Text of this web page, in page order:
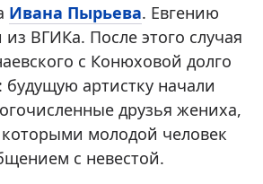
Ивана Пырьева. Евгению
ВГИКа. После этого случая
с Конюховой долго
будущую артистку начали
друзья жениха,
которыми молодой человек
с невестой.